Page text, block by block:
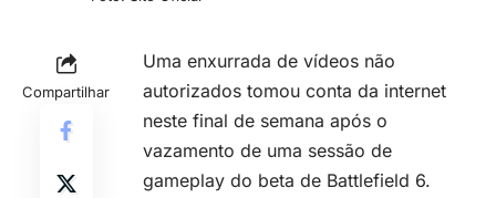
Compartilhar
Uma enxurrada de vídeos não
autorizados tomou conta da internet
neste final de semana após o
vazamento de uma sessão de
gameplay do beta de Battlefield 6.